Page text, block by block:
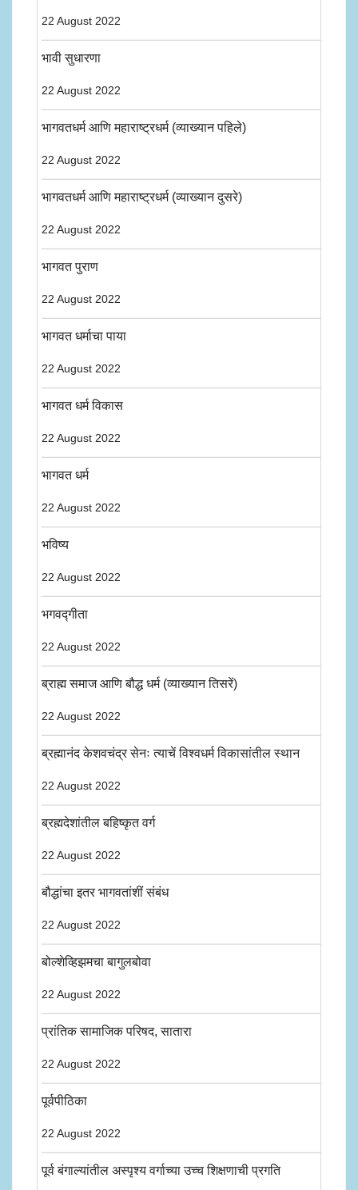
22 August 2022
भावी सुधारणा
22 August 2022
भागवतधर्म आणि महाराष्ट्रधर्म (व्याख्यान पहिले)
22 August 2022
भागवतधर्म आणि महाराष्ट्रधर्म (व्याख्यान दुसरे)
22 August 2022
भागवत पुराण
22 August 2022
भागवत धर्माचा पाया
22 August 2022
भागवत धर्म विकास
22 August 2022
भागवत धर्म
22 August 2022
भविष्य
22 August 2022
भगवद्गीता
22 August 2022
ब्राह्म समाज आणि बौद्ध धर्म (व्याख्यान तिसरें)
22 August 2022
ब्रह्मानंद केशवचंद्र सेनः त्याचें विश्वधर्म विकासांतील स्थान
22 August 2022
ब्रह्मदेशांतील बहिष्कृत वर्ग
22 August 2022
बौद्धांचा इतर भागवतांशीं संबंध
22 August 2022
बोल्शेव्हिझमचा बागुलबोवा
22 August 2022
प्रांतिक सामाजिक परिषद, सातारा
22 August 2022
पूर्वपीठिका
22 August 2022
पूर्व बंगाल्यांतील अस्पृश्य वर्गाच्या उच्च शिक्षणाची प्रगति